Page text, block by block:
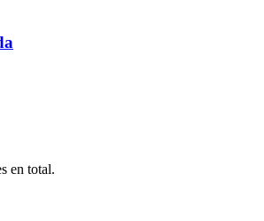
en total.